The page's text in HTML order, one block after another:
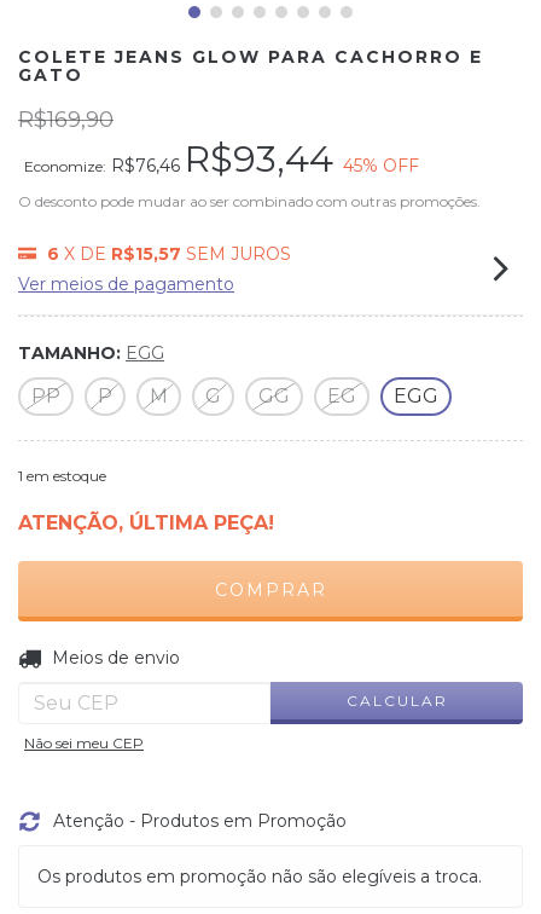
COLETE JEANS GLOW PARA CACHORRO E
GATO
R$169,90
Economize: R$76,46 R$93,44 45% OFF
O desconto pode mudar ao ser combinado com outras promoções.
6 X DE R$15,57 SEM JUROS
Ver meios de pagamento
TAMANHO: EGG
PP P M G GG EG EGG
1 em estoque
ATENÇÃO, ÚLTIMA PEÇA!
Entregas para o CEP:
Meios de envio
CALCULAR
Não sei meu CEP
Atenção - Produtos em Promoção
Os produtos em promoção não são elegíveis a troca.